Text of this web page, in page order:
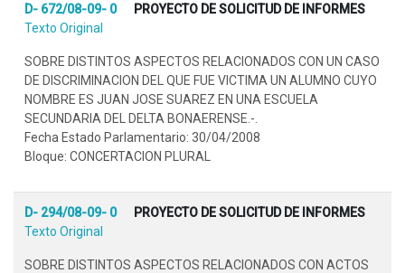
D- 672/08-09- 0
PROYECTO DE SOLICITUD DE INFORMES
Texto Original
SOBRE DISTINTOS ASPECTOS RELACIONADOS CON UN CASO
DE DISCRIMINACION DEL QUE FUE VICTIMA UN ALUMNO CUYO
NOMBRE ES JUAN JOSE SUAREZ EN UNA ESCUELA
SECUNDARIA DEL DELTA BONAERENSE.-.
Fecha Estado Parlamentario: 30/04/2008
Bloque: CONCERTACION PLURAL
D- 294/08-09- 0
PROYECTO DE SOLICITUD DE INFORMES
Texto Original
SOBRE DISTINTOS ASPECTOS RELACIONADOS CON ACTOS